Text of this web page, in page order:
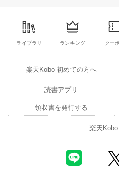
ライブラリ ランキング クー
楽天Kobo 初めての方へ
読書アプリ
領収書を発行する
楽天